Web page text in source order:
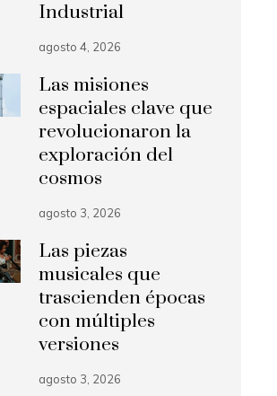
Industrial
agosto 4, 2026
Las misiones
espaciales clave que
revolucionaron la
exploración del
cosmos
agosto 3, 2026
Las piezas
musicales que
trascienden épocas
con múltiples
versiones
agosto 3, 2026